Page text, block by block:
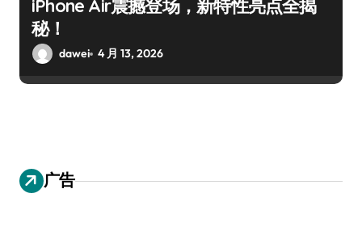
iPhone Air震撼登场，新特性亮点全揭
秘！
dawei 4 月 13, 2026
广告